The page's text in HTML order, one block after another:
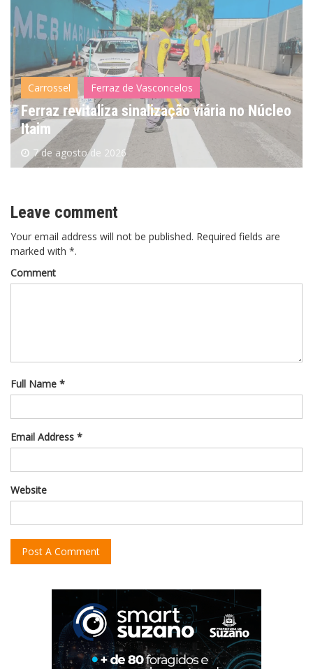
Carrossel Ferraz de Vasconcelos
Ferraz revitaliza sinalização viária no Núcleo
Itaim
7 de agosto de 2026
Leave comment
Your email address will not be published. Required fields are
marked with *.
Comment
Full Name *
Email Address *
Website